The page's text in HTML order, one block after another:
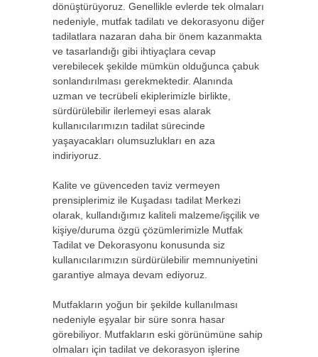
dönüştürüyoruz. Genellikle evlerde tek olmaları
nedeniyle, mutfak tadilatı ve dekorasyonu diğer
tadilatlara nazaran daha bir önem kazanmakta
ve tasarlandığı gibi ihtiyaçlara cevap
verebilecek şekilde mümkün olduğunca çabuk
sonlandırılması gerekmektedir. Alanında
uzman ve tecrübeli ekiplerimizle birlikte,
sürdürülebilir ilerlemeyi esas alarak
kullanıcılarımızın tadilat sürecinde
yaşayacakları olumsuzlukları en aza
indiriyoruz.
Kalite ve güvenceden taviz vermeyen
prensiplerimiz ile Kuşadası tadilat Merkezi
olarak, kullandığımız kaliteli malzeme/işçilik ve
kişiye/duruma özgü çözümlerimizle Mutfak
Tadilat ve Dekorasyonu konusunda siz
kullanıcılarımızın sürdürülebilir memnuniyetini
garantiye almaya devam ediyoruz.
Mutfakların yoğun bir şekilde kullanılması
nedeniyle eşyalar bir süre sonra hasar
görebiliyor. Mutfakların eski görünümüne sahip
olmaları için tadilat ve dekorasyon işlerine